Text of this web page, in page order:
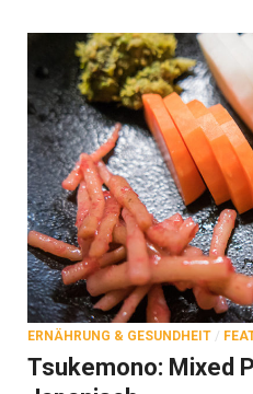
ERNÄHRUNG & GESUNDHEIT /
Tsukemono: Mixed